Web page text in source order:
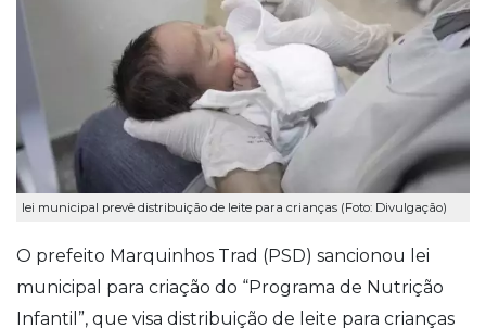
lei municipal prevê distribuição de leite para crianças (Foto: Divulgação)
O prefeito Marquinhos Trad (PSD) sancionou lei
municipal para criação do “Programa de Nutrição
Infantil”, que visa distribuição de leite para crianças